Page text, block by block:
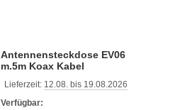
Antennensteckdose EV06
m.5m Koax Kabel
Lieferzeit: 12.08. bis 19.08.2026
Verfügbar: